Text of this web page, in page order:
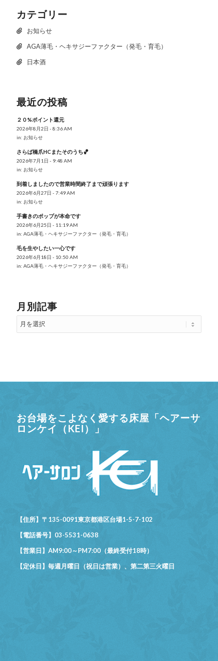
カテゴリー
お知らせ
AGA薄毛・ヘキサジーファクター（発毛・育毛）
日本酒
最近の投稿
２０%ポイント還元
2026年8月2日 - 8:36 AM
in: お知らせ
さらば橋爪HCまたそのうち🏀
2026年7月1日 - 9:48 AM
in: お知らせ
到着しましたので営業時間終了まで頑張ります
2026年6月27日 - 7:49 AM
in: お知らせ
手書きのポップが本命です
2026年6月25日 - 11:19 AM
in: AGA薄毛・ヘキサジーファクター（発毛・育毛）
毛を生やしたい一心です
2026年6月18日 - 10:50 AM
in: AGA薄毛・ヘキサジーファクター（発毛・育毛）
月別記事
お台場をこよなく愛する床屋「ヘアーサ
ロンケイ（KEI）」
【住所】〒135-0091東京都港区台場1-5-7-102
【電話番号】03-5531-0638
【営業日】AM9:00～PM7:00（最終受付18時）
【定休日】毎週月曜日（祝日は営業）、第二第三火曜日